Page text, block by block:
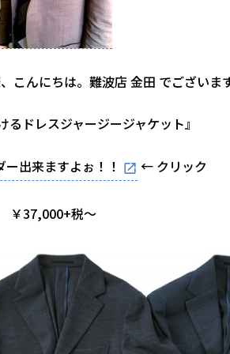
こんにちは。難波店 金田 でございま
るドレスジャージージャケット』
ー出来ますよぉ！！ ← クリック
￥37,000+税～